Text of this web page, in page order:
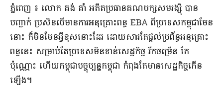
​ភ្នំពេញ ៖ លោក គង់ គាំ អតីត​ប្រធាន​គណបក្ស​សមរង្ស៊ី បាន
បញ្ជាក់ ប្រសិនបើ​មាន​ការអនុគ្រោះ​ពន្ធ EBA ​ពី​ប្រទេស​កម្ពុជា​មែន​
នោះ ក៏​មិនមែន​អ្វី​ខុស​នោះដែរ ដោយសារ​តែ​ផ្ដល់​ប្រព័ន្ធ​អនុគ្រោះ​
ពន្ធ​នេះ សម្រាប់​តែ​ប្រទេស​មិនទាន់​សេដ្ឋកិច្ច រីកចម្រើន តែ
ប៉ុណ្ណោះ ហើយ​កម្ពុជា​បច្ចុប្បន្ន​កម្ពុជា កំពុងតែ​មាន​សេដ្ឋកិច្ច​កើន
ឡើង​។​